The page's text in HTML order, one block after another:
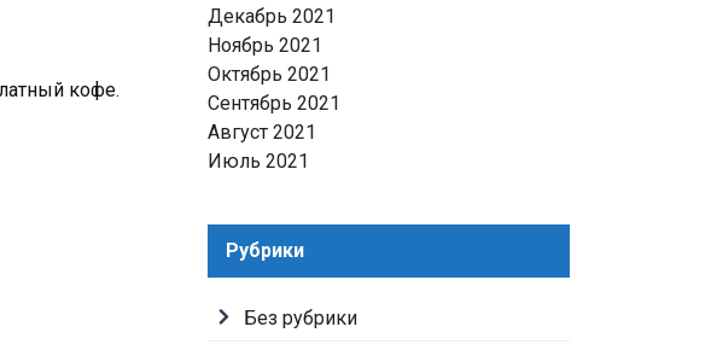
кофе.
Декабрь 2021
Ноябрь 2021
Октябрь 2021
Сентябрь 2021
Август 2021
Июль 2021
Рубрики
Без рубрики